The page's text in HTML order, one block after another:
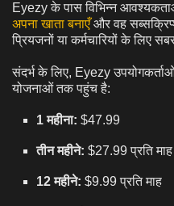
Eyezy के पास विभिन्न
अपना खाता बनाएँऔर वह
प्रियजनों या कर्मचारियों के लिए
संदर्भ के लिए, Eyezy
योजनाओं तक पहुंच है:
1 महीना: $47.99
तीन महीने: $27.99 प्रति माह
12 महीने: $9.99 प्रति माह